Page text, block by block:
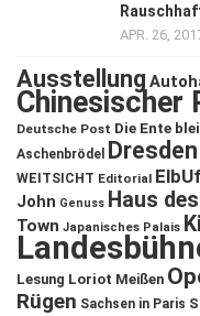
APR. 26,
Ausstellung
Chinesischer
Deutsche Post Die Ente
Aschenbrödel
Dresden
WEITSICHT Editorial
John Genuss Haus
Town Japanisches Palais
Lesung Loriot Meißen
Rügen Sachsen in Paris